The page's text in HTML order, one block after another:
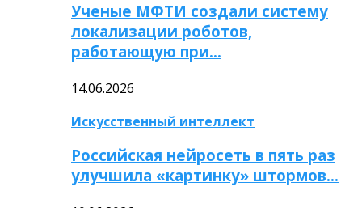
Ученые МФТИ создали систему
локализации роботов,
работающую при…
14.06.2026
Искусственный интеллект
Российская нейросеть в пять раз
улучшила «картинку» штормов…